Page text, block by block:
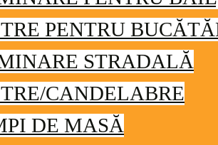
PENTRU
STRADALĂ
CANDELABRE
DE MASĂ